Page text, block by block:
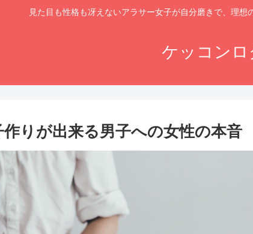
見た目も性格も冴えないアラサー女子が自分磨きで、理
ケッコンロ
作りが出来る男子への女性の本音